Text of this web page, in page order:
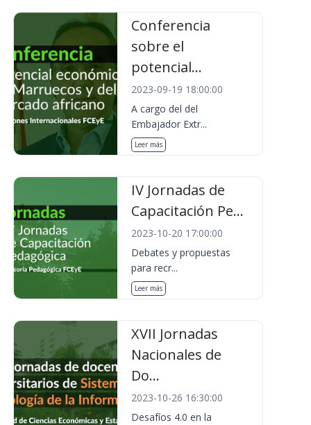
Conferencia
sobre el
potencial...
2023-09-19 18:00:00
A cargo del del
Embajador Extr...
Leer más
IV Jornadas de
Capacitación Pe...
2023-10-20 17:00:00
Debates y propuestas
para recr...
Leer más
XVII Jornadas
Nacionales de
Do...
2023-10-26 16:30:00
Desafíos 4.0 en la